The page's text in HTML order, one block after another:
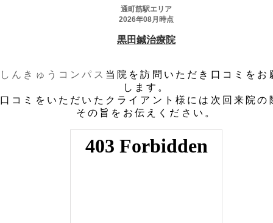
しんきゅうコンパス 当院を訪問いただき口コミをお
します。
口コミをいただいたクライアント様には次回来院の
その旨をお伝えください。